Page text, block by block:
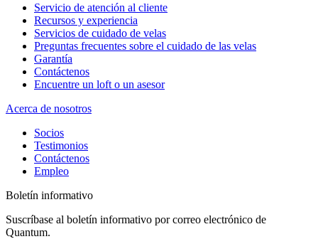
Servicio de atención al cliente
Recursos y experiencia
Servicios de cuidado de velas
Preguntas frecuentes sobre el cuidado de las velas
Garantía
Contáctenos
Encuentre un loft o un asesor
Acerca de nosotros
Socios
Testimonios
Contáctenos
Empleo
Boletín informativo
Suscríbase al boletín informativo por correo electrónico de
Quantum.